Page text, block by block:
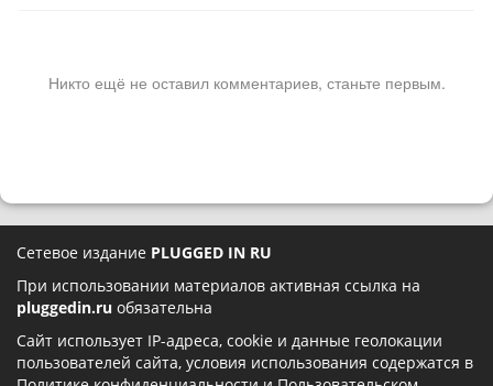
Никто ещё не оставил комментариев, станьте первым.
Сетевое издание PLUGGED IN RU
При использовании материалов активная ссылка на
pluggedin.ru обязательна
Сайт использует IP-адреса, cookie и данные геолокации
пользователей сайта, условия использования содержатся в